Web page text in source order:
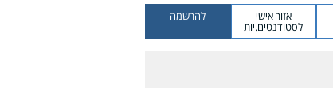
אזור אישי
לסטודנטים.יות
להרשמה